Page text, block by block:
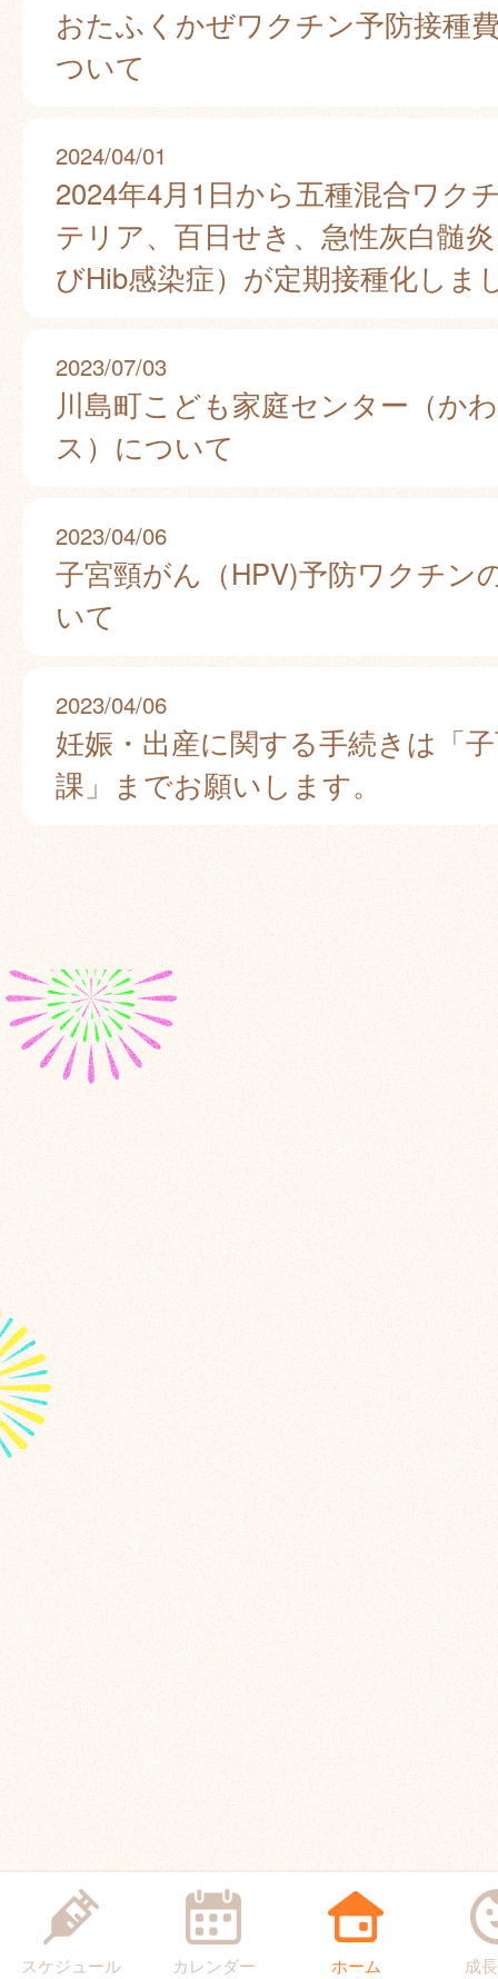
おたふくかぜワクチン予防接種
ついて
2024/04/01
2024年4月1日から五種混合ワク
テリア、百日せき、急性灰白髄
びHib感染症）が定期接種化しま
2023/07/03
川島町こども家庭センター（か
ス）について
2023/04/06
子宮頸がん（HPV)予防ワクチン
いて
2023/04/06
妊娠・出産に関する手続きは「
課」までお願いします。
スケジュール カレンダー ホーム 成